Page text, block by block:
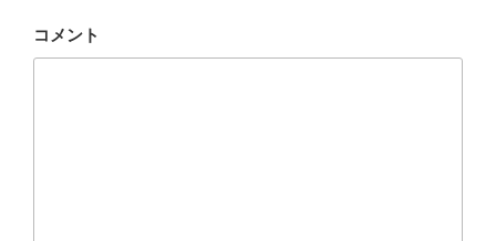
コメント